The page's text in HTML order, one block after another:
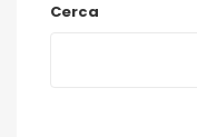
Cerca